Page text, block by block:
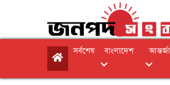
সর্বশেষ বাংলাদেশ